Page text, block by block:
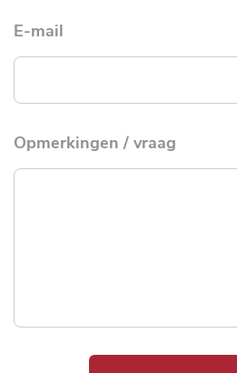
E-mail
Opmerkingen / vraag